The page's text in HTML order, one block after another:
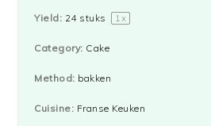
Yield: 24stuks 1 x
Category: Cake
Method: bakken
Cuisine: Franse Keuken